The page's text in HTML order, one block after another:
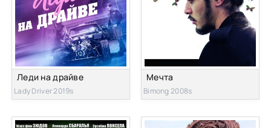
Леди на драйве
Lady Driver 2019s
Мечта
Bimong 2008s